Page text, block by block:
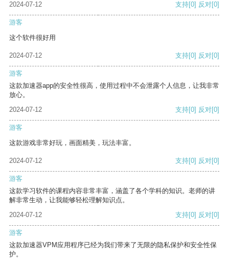
2024-07-12 支持[0] 反对[0]
游客
这个软件很好用
2024-07-12 支持[0] 反对[0]
游客
这款加速器app的安全性很高，使用过程中不会泄露个人信息，让我非常
放心。
2024-07-12
支持[0] 反对[0]
游客
这款游戏非常好玩，画面精美，玩法丰富。
2024-07-12 支持[0] 反对[0]
游客
这款学习软件的课程内容非常丰富，涵盖了各个学科的知识。老师的讲
解非常生动，让我能够轻松理解知识点。
2024-07-12
支持[0] 反对[0]
游客
这款加速器VPM应用程序已经为我们带来了无限的隐私保护和安全性保
护。